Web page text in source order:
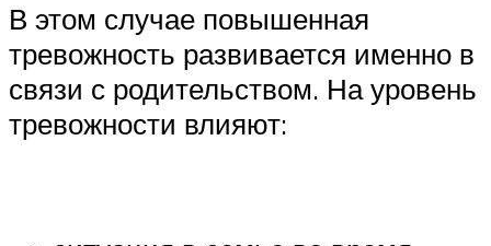
В этом случае повышенная
тревожность развивается именно в
связи с родительством. На уровень
тревожности влияют: